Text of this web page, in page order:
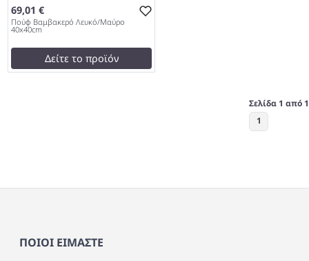
69,01 €
Πούφ Βαμβακερό Λευκό/Μαύρο
40x40cm
Δείτε το προϊόν
69,01 €
Σελίδα 1 από 1
1
ΠΟΙΟΙ ΕΙΜΑΣΤΕ